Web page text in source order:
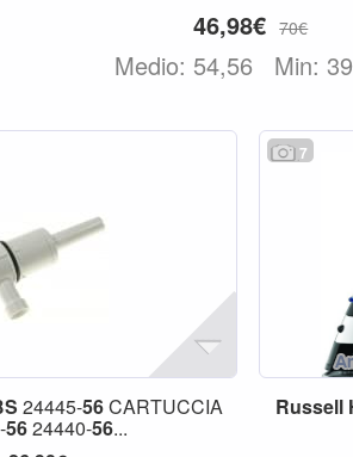
46,98€ 70€
Medio: 54,56 Min:
24445-56CARTUCCIA
5624440-56...
7
Russell